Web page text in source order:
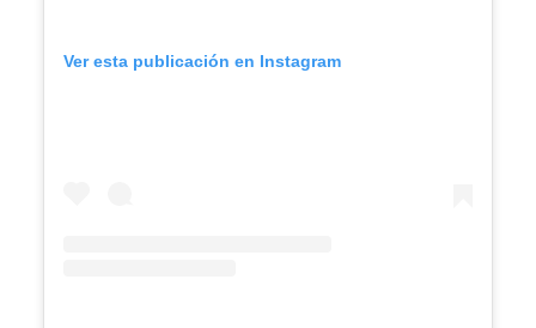
Ver esta publicación en Instagram